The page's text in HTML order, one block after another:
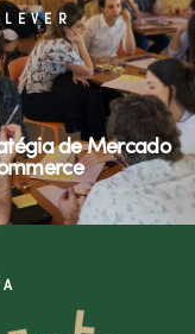
de Mercado